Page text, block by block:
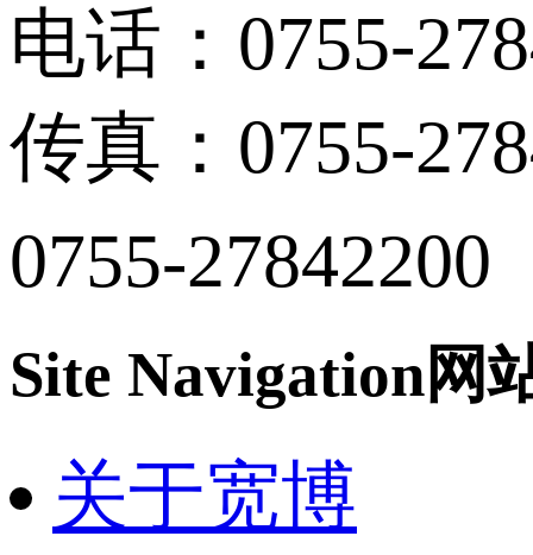
电话：0755-
传真：0755-
0755-27842200
Site Navigation网
关于宽博